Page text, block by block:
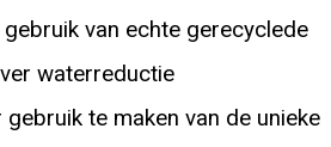
van echte gerecyclede
waterreductie
te maken van de unieke